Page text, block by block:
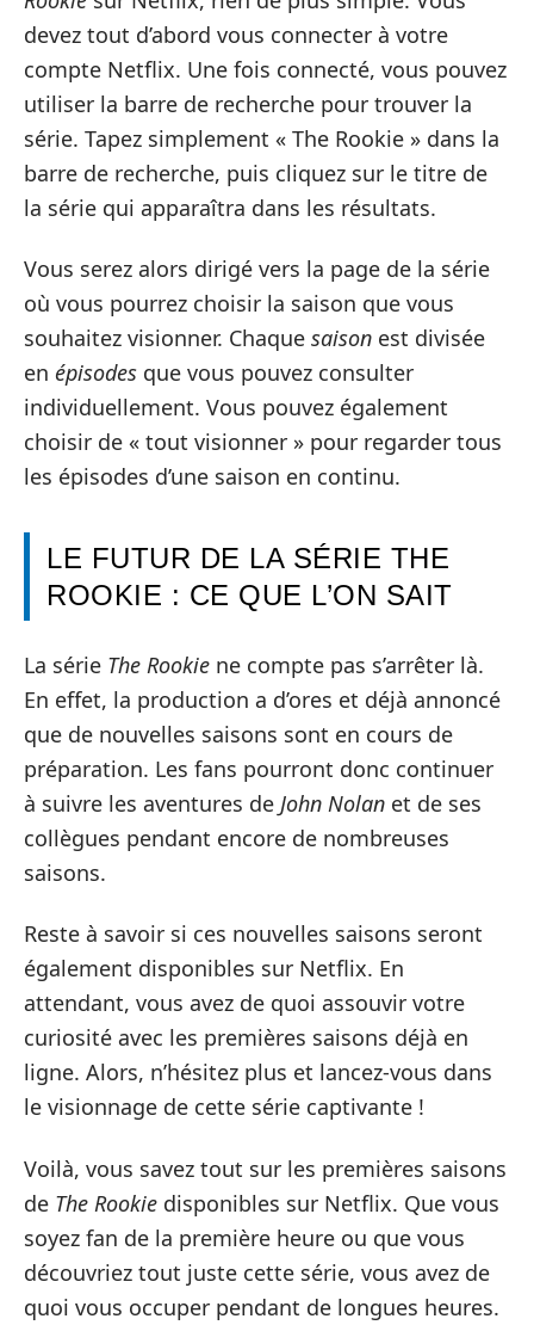
devez tout d’abord vous connecter à votre
compte Netflix. Une fois connecté, vous pouvez
utiliser la barre de recherche pour trouver la
série. Tapez simplement « The Rookie » dans la
barre de recherche, puis cliquez sur le titre de
la série qui apparaîtra dans les résultats.
Vous serez alors dirigé vers la page de la série
où vous pourrez choisir la saison que vous
souhaitez visionner. Chaque saison est divisée
en épisodes que vous pouvez consulter
individuellement. Vous pouvez également
choisir de « tout visionner » pour regarder tous
les épisodes d’une saison en continu.
LE FUTUR DE LA SÉRIE THE
ROOKIE : CE QUE L’ON SAIT
La série The Rookie ne compte pas s’arrêter là.
En effet, la production a d’ores et déjà annoncé
que de nouvelles saisons sont en cours de
préparation. Les fans pourront donc continuer
à suivre les aventures de John Nolan et de ses
collègues pendant encore de nombreuses
saisons.
Reste à savoir si ces nouvelles saisons seront
également disponibles sur Netflix. En
attendant, vous avez de quoi assouvir votre
curiosité avec les premières saisons déjà en
ligne. Alors, n’hésitez plus et lancez-vous dans
le visionnage de cette série captivante !
Voilà, vous savez tout sur les premières saisons
de The Rookie disponibles sur Netflix. Que vous
soyez fan de la première heure ou que vous
découvriez tout juste cette série, vous avez de
quoi vous occuper pendant de longues heures.